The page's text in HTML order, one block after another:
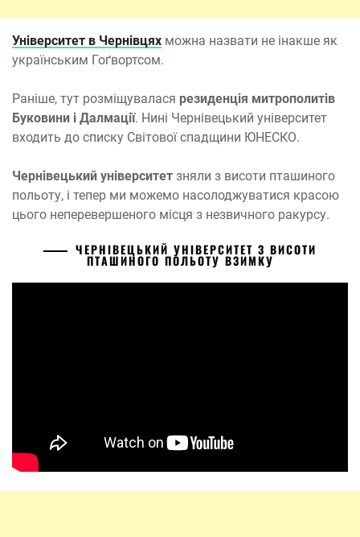
Університет в Чернівцях можна назвати не інакше як
українським Гоґвортсом.
Раніше, тут розміщувалася резиденція митрополитів
Буковини і Далмації. Нині Чернівецький університет
входить до списку Світової спадщини ЮНЕСКО.
Чернівецький університет зняли з висоти пташиного
польоту, і тепер ми можемо насолоджуватися красою
цього неперевершеного місця з незвичного ракурсу.
ЧЕРНІВЕЦЬКИЙ УНІВЕРСИТЕТ З ВИСОТИ
ПТАШИНОГО ПОЛЬОТУ ВЗИМКУ